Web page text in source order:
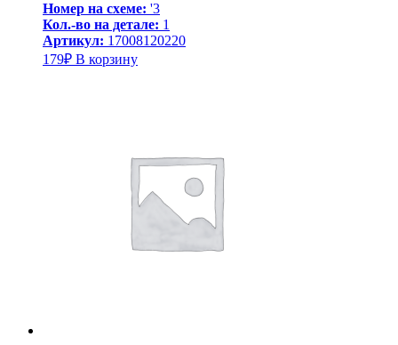
Номер на схеме: '3
Кол.-во на детале: 1
Артикул: 17008120220
179₽ В корзину